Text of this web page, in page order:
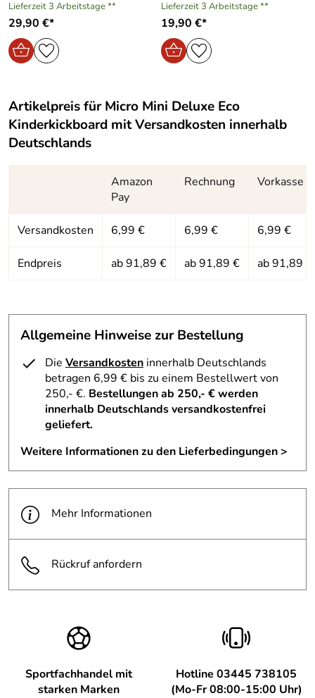
Lieferzeit 3 Arbeitstage **
29,90 €*
Lieferzeit 3 Arbeitstage **
19,90 €*
Artikelpreis fürMicro Mini Deluxe Eco
Kinderkickboard mit Versandkosten innerhalb
Deutschlands
Amazon
Pay
Rechnung Vorkasse
Versandkosten 6,99 € 6,99 € 6,99 €
Endpreis ab 91,89 € ab 91,89 € ab 91,89 €
Allgemeine Hinweise zur Bestellung
Die Versandkosten innerhalb Deutschlands
betragen 6,99 € bis zu einem Bestellwert von
250,- €. Bestellungen ab 250,- € werden
innerhalb Deutschlands versandkostenfrei
geliefert.
Weitere Informationen zu den Lieferbedingungen >
Mehr Informationen
Rückruf anfordern
Sportfachhandel mit
starken Marken
Hotline 03445 738105
(Mo-Fr 08:00-15:00 Uhr)